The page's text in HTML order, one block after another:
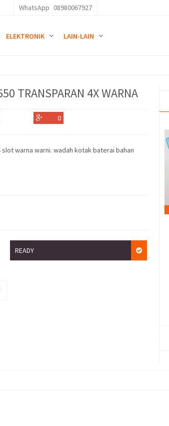
WhatsApp 08980067927
ELEKTRONIK LAIN-LAIN
TRANSPARAN 4X WARNA
0
warna warni. wadah kotak baterai bahan
READY